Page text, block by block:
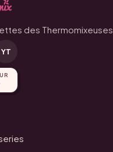
des Thermomixeuses
YT